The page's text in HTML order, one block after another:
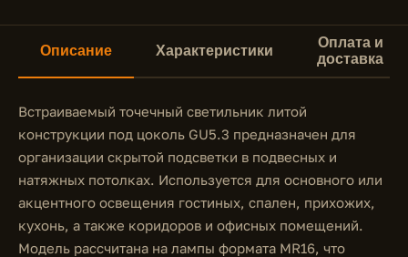
Описание Характеристики
Оплата и
доставка
Встраиваемый точечный светильник литой
конструкции под цоколь GU5.3 предназначен для
организации скрытой подсветки в подвесных и
натяжных потолках. Используется для основного или
акцентного освещения гостиных, спален, прихожих,
кухонь, а также коридоров и офисных помещений.
Модель рассчитана на лампы формата MR16, что